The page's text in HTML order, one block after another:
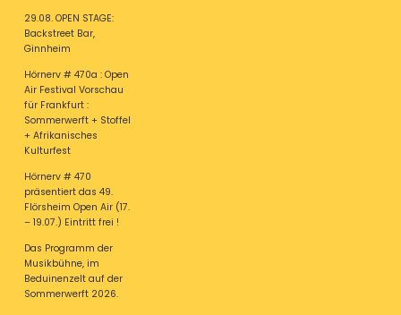
29.08. OPEN STAGE:
Backstreet Bar,
Ginnheim
Hörnerv # 470a : Open
Air Festival Vorschau
für Frankfurt :
Sommerwerft + Stoffel
+ Afrikanisches
Kulturfest
Hörnerv # 470
präsentiert das 49.
Flörsheim Open Air (17.
– 19.07.) Eintritt frei !
Das Programm der
Musikbühne, im
Beduinenzelt auf der
Sommerwerft 2026.